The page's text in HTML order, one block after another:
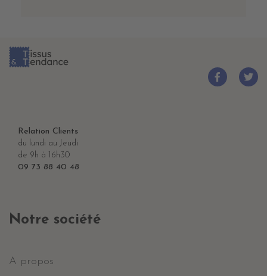
Relation Clients
du lundi au Jeudi
de 9h à 16h30
09 73 88 40 48
Notre société
A propos